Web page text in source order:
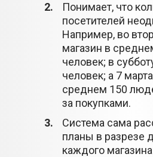
Понимает, что
посетителей
Например, во
магазин в
человек; в
человек; а 7
среднем 150
за покупками.
Система сама
планы в разрезе
каждого
2.
3.